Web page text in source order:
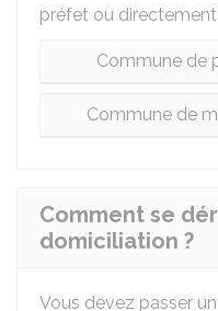
préfet ou
Commune de
Commune de
Comment se
domiciliation ?
Vous devez passer un